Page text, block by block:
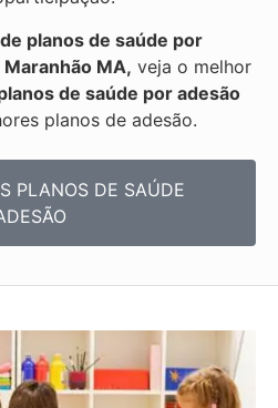
planos de saúde por
MA, veja o melhor
de saúde por adesão
planos de adesão.
PLANOS DE SAÚDE